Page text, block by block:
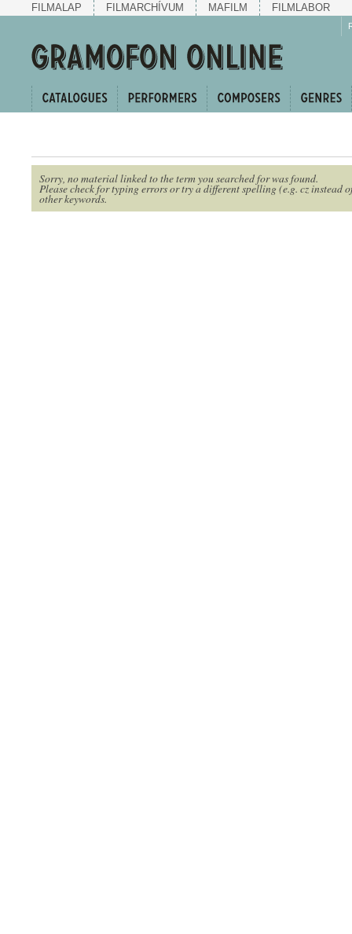
FILMALAP FILMARCHÍVUM MAFILM FILMLABOR
Sorry, no material linked to the term you searched for was found.
Please check for typing errors or try a different spelling (e.g. cz instead
other keywords.